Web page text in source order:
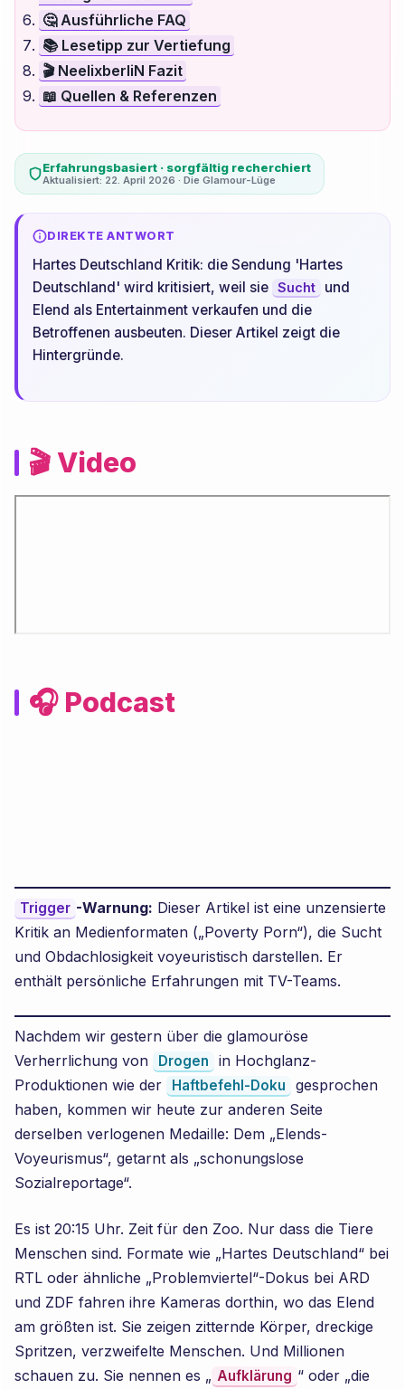
🤔 Ausführliche FAQ
📚 Lesetipp zur Vertiefung
🎬 NeelixberliN Fazit
📖 Quellen & Referenzen
Erfahrungsbasiert · sorgfältig recherchiert
Aktualisiert: 22. April 2026 · Die Glamour-Lüge
DIREKTE ANTWORT
Hartes Deutschland Kritik: die Sendung 'Hartes
Deutschland' wird kritisiert, weil sie
Sucht
und
Elend als Entertainment verkaufen und die
Betroffenen ausbeuten. Dieser Artikel zeigt die
Hintergründe.
🎬 Video
🎧 Podcast
Trigger -Warnung: Dieser Artikel ist eine unzensierte
Kritik an Medienformaten („Poverty Porn“), die Sucht
und Obdachlosigkeit voyeuristisch darstellen. Er
enthält persönliche Erfahrungen mit TV-Teams.
Nachdem wir gestern über die glamouröse
Verherrlichung von
Drogen
in Hochglanz-
Produktionen wie der
Haftbefehl-Doku
gesprochen
haben, kommen wir heute zur anderen Seite
derselben verlogenen Medaille: Dem „Elends-
Voyeurismus“, getarnt als „schonungslose
Sozialreportage“.
Es ist 20:15 Uhr. Zeit für den Zoo. Nur dass die Tiere
Menschen sind. Formate wie „Hartes Deutschland“ bei
RTL oder ähnliche „Problemviertel“-Dokus bei ARD
und ZDF fahren ihre Kameras dorthin, wo das Elend
am größten ist. Sie zeigen zitternde Körper, dreckige
Spritzen, verzweifelte Menschen. Und Millionen
schauen zu. Sie nennen es „ Aufklärung “ oder „die